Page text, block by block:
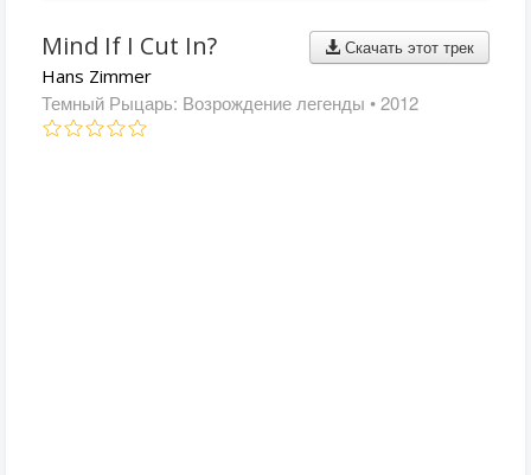
Скачать этот трек
Mind If I Cut In?
Hans Zimmer
Темный Рыцарь: Возрождение легенды • 2012